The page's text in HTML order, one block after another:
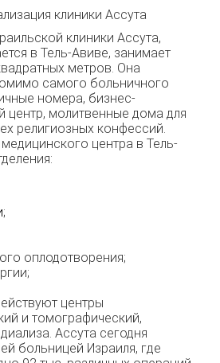
клиники Ассута
клиники Ассута,
в Тель-Авиве, занимает
метров. Она
самого больничного
номера, бизнес-
центр, молитвенные дома для
религиозных конфессий.
центра в Тель-
;
оплодотворения;
центры
и томографический,
Ассута сегодня
больницей Израиля, где